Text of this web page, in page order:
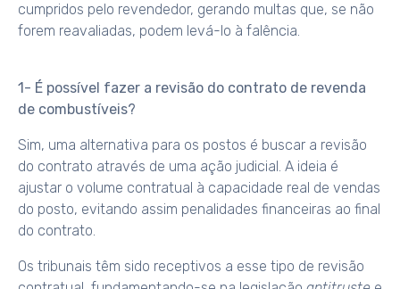
cumpridos pelo revendedor, gerando multas que, se não
forem reavaliadas, podem levá-lo à falência.
1- É possível fazer a revisão do contrato de revenda
de combustíveis?
Sim, uma alternativa para os postos é buscar a revisão
do contrato através de uma ação judicial. A ideia é
ajustar o volume contratual à capacidade real de vendas
do posto, evitando assim penalidades financeiras ao final
do contrato.
Os tribunais têm sido receptivos a esse tipo de revisão